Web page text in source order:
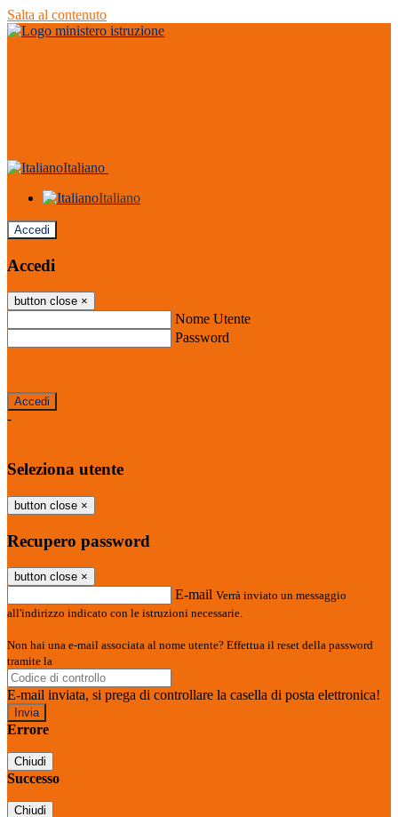
Salta al contenuto
Italiano
Italiano
Accedi
Accedi
button close ×
Nome Utente
Password
-
Seleziona utente
button close ×
Recupero password
button close ×
E-mail Verrà inviato un messaggio
all'indirizzo indicato con le istruzioni necessarie.
Non hai una e-mail associata al nome utente? Effettua il reset della password
tramite la
E-mail inviata, si prega di controllare la casella di posta elettronica!
Errore
Chiudi
Successo
Chiudi